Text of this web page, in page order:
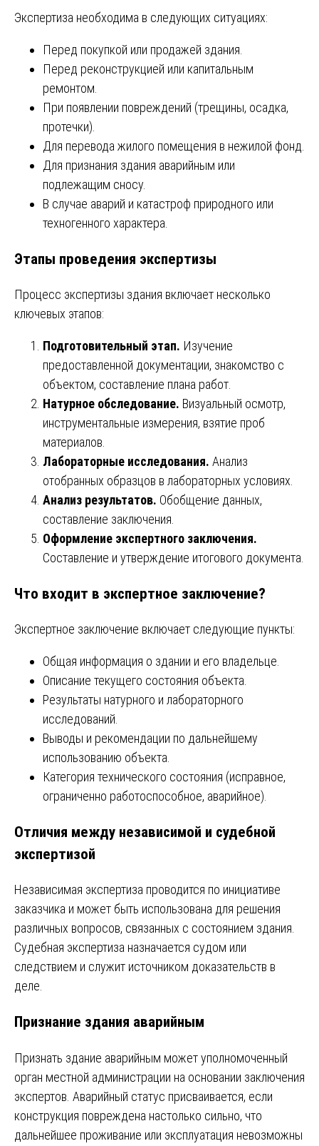
Экспертиза необходима в следующих ситуациях:
Перед покупкой или продажей здания.
Перед реконструкцией или капитальным
ремонтом.
При появлении повреждений (трещины, осадка,
протечки).
Для перевода жилого помещения в нежилой фонд.
Для признания здания аварийным или
подлежащим сносу.
В случае аварий и катастроф природного или
техногенного характера.
Этапы проведения экспертизы
Процесс экспертизы здания включает несколько
ключевых этапов:
Подготовительный этап. Изучение
предоставленной документации, знакомство с
объектом, составление плана работ.
Натурное обследование. Визуальный осмотр,
инструментальные измерения, взятие проб
материалов.
Лабораторные исследования. Анализ
отобранных образцов в лабораторных условиях.
Анализ результатов. Обобщение данных,
составление заключения.
Оформление экспертного заключения.
Составление и утверждение итогового документа.
Что входит в экспертное заключение?
Экспертное заключение включает следующие пункты:
Общая информация о здании и его владельце.
Описание текущего состояния объекта.
Результаты натурного и лабораторного
исследований.
Выводы и рекомендации по дальнейшему
использованию объекта.
Категория технического состояния (исправное,
ограниченно работоспособное, аварийное).
Отличия между независимой и судебной
экспертизой
Независимая экспертиза проводится по инициативе
заказчика и может быть использована для решения
различных вопросов, связанных с состоянием здания.
Судебная экспертиза назначается судом или
следствием и служит источником доказательств в
деле.
Признание здания аварийным
Признать здание аварийным может уполномоченный
орган местной администрации на основании заключения
экспертов. Аварийный статус присваивается, если
конструкция повреждена настолько сильно, что
дальнейшее проживание или эксплуатация невозможны